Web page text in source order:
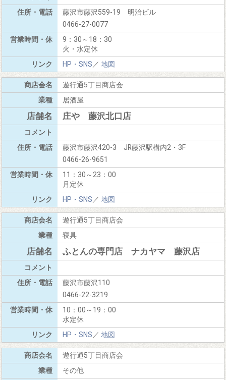
藤沢市藤沢559-19 明治ビル
0466-27-0077
9：30～18：30
火・水定休
HP・SNS／ 地図
遊行通5丁目商店会
居酒屋
庄や 藤沢北口店
藤沢市藤沢420-3 JR藤沢駅構内2・3F
0466-26-9651
11：30～23：00
月定休
HP・SNS／ 地図
遊行通5丁目商店会
寝具
ふとんの専門店 ナカヤマ 藤沢店
藤沢市藤沢110
0466-22-3219
10：00～19：00
水定休
HP・SNS／ 地図
遊行通5丁目商店会
その他